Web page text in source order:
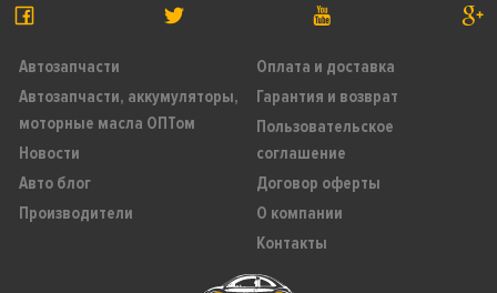
Автозапчасти
Автозапчасти, аккумуляторы,
моторные масла ОПТом
Новости
Авто блог
Производители
Оплата и доставка
Гарантия и возврат
Пользовательское
соглашение
Договор оферты
О компании
Контакты